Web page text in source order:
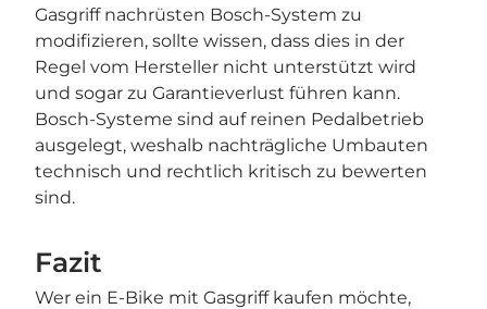
Gasgriff nachrüsten Bosch-System zu
modifizieren, sollte wissen, dass dies in der
Regel vom Hersteller nicht unterstützt wird
und sogar zu Garantieverlust führen kann.
Bosch-Systeme sind auf reinen Pedalbetrieb
ausgelegt, weshalb nachträgliche Umbauten
technisch und rechtlich kritisch zu bewerten
sind.
Fazit
Wer ein E-Bike mit Gasgriff kaufen möchte,